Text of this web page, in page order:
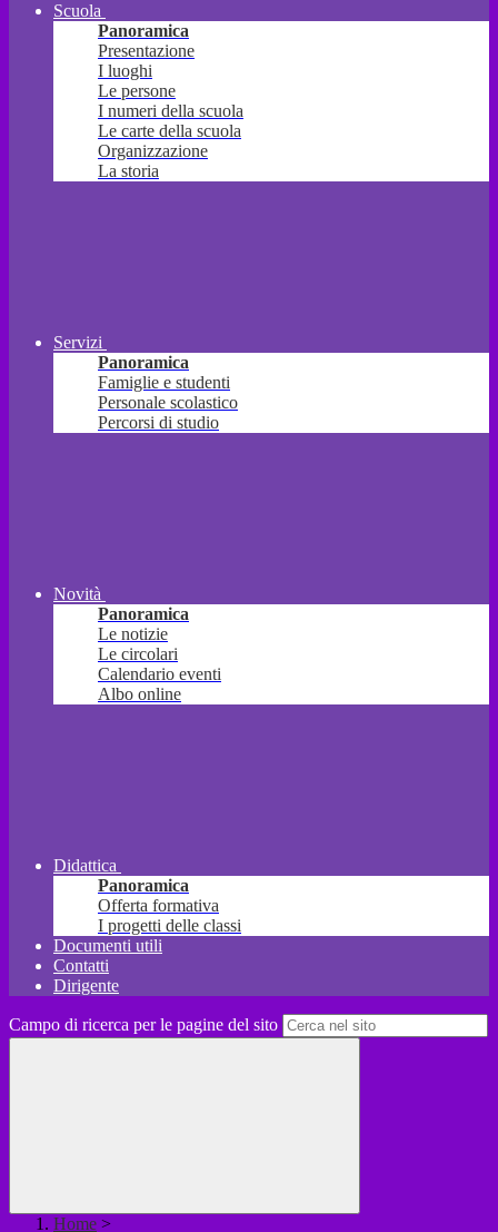
Scuola
Panoramica
Presentazione
I luoghi
Le persone
I numeri della scuola
Le carte della scuola
Organizzazione
La storia
Servizi
Panoramica
Famiglie e studenti
Personale scolastico
Percorsi di studio
Novità
Panoramica
Le notizie
Le circolari
Calendario eventi
Albo online
Didattica
Panoramica
Offerta formativa
I progetti delle classi
Documenti utili
Contatti
Dirigente
Campo di ricerca per le pagine del sito
Home >